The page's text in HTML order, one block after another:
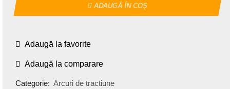
ADAUGĂ ÎN COȘ
Adaugă la favorite
Adaugă la comparare
Categorie: Arcuri de tractiune